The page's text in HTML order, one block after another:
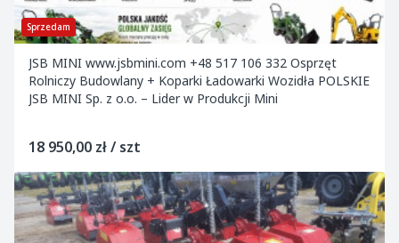
Sprzedam
JSB MINI www.jsbmini.com +48 517 106 332 Osprzęt
Rolniczy Budowlany + Koparki Ładowarki Wozidła POLSKIE
JSB MINI Sp. z o.o. – Lider w Produkcji Mini
18 950,00 zł / szt